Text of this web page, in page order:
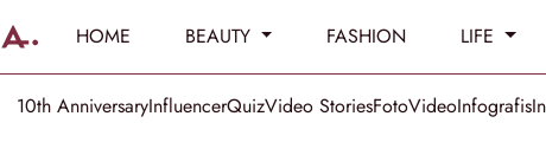
HOME BEAUTY FASHION LIFE
10th AnniversaryInfluencerQuizVideo StoriesFotoVideoInfografis